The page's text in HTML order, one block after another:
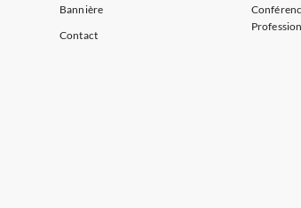
Bannière
Contact